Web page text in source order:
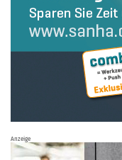
Anzeige